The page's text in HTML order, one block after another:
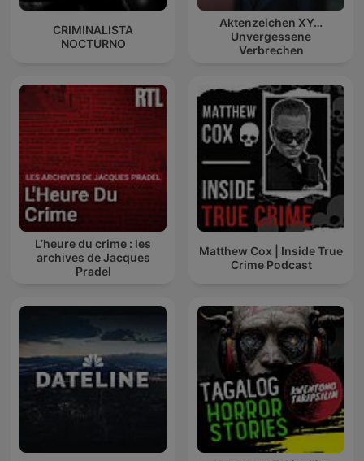
CRIMINALISTA
NOCTURNO
Aktenzeichen XY…
Unvergessene
Verbrechen
L’heure du crime : les
archives de Jacques
Pradel
Matthew Cox | Inside True
Crime Podcast